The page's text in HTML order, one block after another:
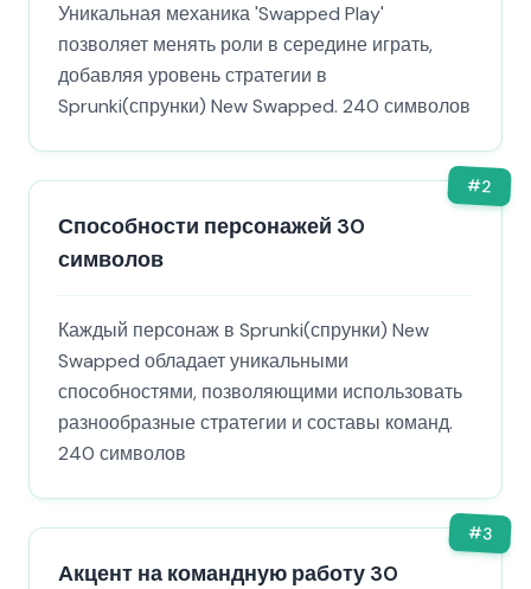
Уникальная механика 'Swapped Play'
позволяет менять роли в середине играть,
добавляя уровень стратегии в
Sprunki(спрунки) New Swapped. 240 символов
#2
Способности персонажей 30
символов
Каждый персонаж в Sprunki(спрунки) New
Swapped обладает уникальными
способностями, позволяющими использовать
разнообразные стратегии и составы команд.
240 символов
#3
Акцент на командную работу 30